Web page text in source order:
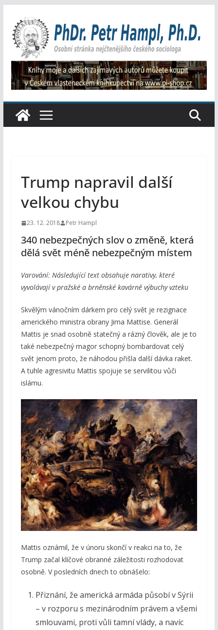
obsah
Trump napravil další
velkou chybu
23. 12. 2018 Petr Hampl
340 nebezpečných slov o změně, která
dělá svět méně nebezpečným místem
Varování: Následující text obsahuje narativy, které
vyvolávají v pražské a brněnské kavárně výbuchy vzteku
Skvělým vánočním dárkem pro celý svět je rezignace
amerického ministra obrany Jima Mattise. Generál
Mattis je snad osobně statečný a rázný člověk, ale je to
také nebezpečný magor schopný bombardovat celý
svět jenom proto, že náhodou přišla další dávka raket.
A tuhle agresivitu Mattis spojuje se servilitou vůči
islámu.
Mattis oznámil, že v únoru skončí v reakci na to, že
Trump začal klíčové obranné záležitosti rozhodovat
osobně. V posledních dnech to obnášelo:
Přiznání, že americká armáda působí v Sýrii
– v rozporu s mezinárodním právem a všemi
smlouvami, proti vůli tamní vlády, a navíc